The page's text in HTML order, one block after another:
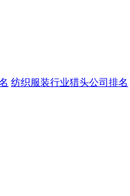
纺织服装行业猎头公司排名